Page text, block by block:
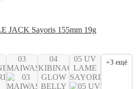
JACK Sayoris 155mm 19g
03
MAIWASHI
04
KIBINAGO
GLOW
BELLY
05 UV
LAME
SAYORI
+3 ещё